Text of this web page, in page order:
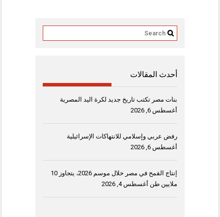
أحدث المقالات
بنات مصر تكتب تاريخ جديد لكرة اليد المصرية
أغسطس 6, 2026
رفض عربي وإسلامي للانتهاكات الإسرائيلية
أغسطس 6, 2026
إنتاج القمح في مصر خلال موسم 2026، يتجاوز 10
ملايين طن أغسطس 4, 2026